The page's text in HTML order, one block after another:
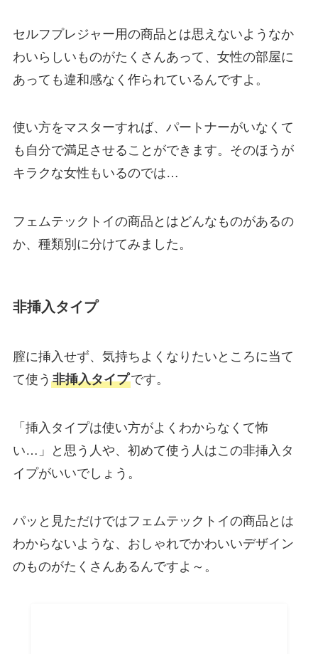
セルフプレジャー用の商品とは思えないようなか
わいらしいものがたくさんあって、女性の部屋に
あっても違和感なく作られているんですよ。
使い方をマスターすれば、パートナーがいなくて
も自分で満足させることができます。そのほうが
キラクな女性もいるのでは…
フェムテックトイの商品とはどんなものがあるの
か、種類別に分けてみました。
非挿入タイプ
膣に挿入せず、気持ちよくなりたいところに当て
て使う 非挿入タイプです。
「挿入タイプは使い方がよくわからなくて怖
い…」と思う人や、初めて使う人はこの非挿入タ
イプがいいでしょう。
パッと見ただけではフェムテックトイの商品とは
わからないような、おしゃれでかわいいデザイン
のものがたくさんあるんですよ～。